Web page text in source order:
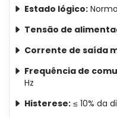
Estado lógico:
Tensão de
Corrente de saída
Frequência de
Hz
Histerese: ≤ 10% da